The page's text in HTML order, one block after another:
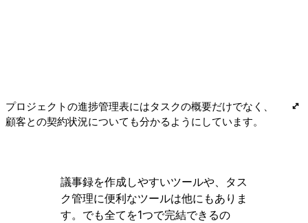
プロジェクトの進捗管理表にはタスクの概要だけでなく、
顧客との契約状況についても分かるようにしています。
議事録を作成しやすいツールや、タス
ク管理に便利なツールは他にもありま
す。でも全てを1つで完結できるの